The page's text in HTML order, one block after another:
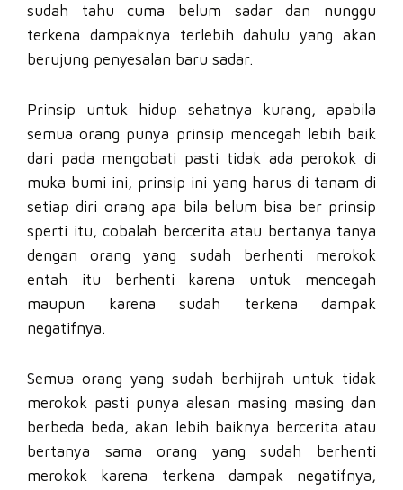
sudah tahu cuma belum sadar dan nunggu
terkena dampaknya terlebih dahulu yang akan
berujung penyesalan baru sadar.
Prinsip untuk hidup sehatnya kurang, apabila
semua orang punya prinsip mencegah lebih baik
dari pada mengobati pasti tidak ada perokok di
muka bumi ini, prinsip ini yang harus di tanam di
setiap diri orang apa bila belum bisa ber prinsip
sperti itu, cobalah bercerita atau bertanya tanya
dengan orang yang sudah berhenti merokok
entah itu berhenti karena untuk mencegah
maupun karena sudah terkena dampak
negatifnya.
Semua orang yang sudah berhijrah untuk tidak
merokok pasti punya alesan masing masing dan
berbeda beda, akan lebih baiknya bercerita atau
bertanya sama orang yang sudah berhenti
merokok karena terkena dampak negatifnya,